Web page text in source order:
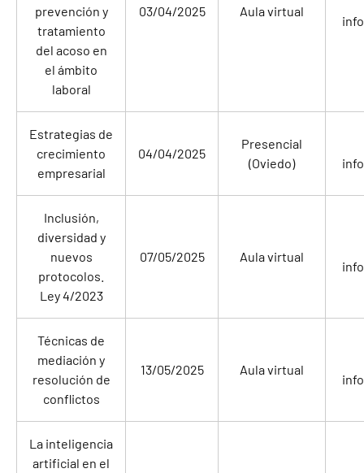
prevención y
tratamiento
del acoso en
el ámbito
laboral
03/04/2025 Aula virtual
Estrategias de
crecimiento
empresarial
04/04/2025
Presencial
(Oviedo)
Inclusión,
diversidad y
nuevos
protocolos.
Ley 4/2023
07/05/2025 Aula virtual
Técnicas de
mediación y
resolución de
conflictos
13/05/2025 Aula virtual
La inteligencia
artificial en el